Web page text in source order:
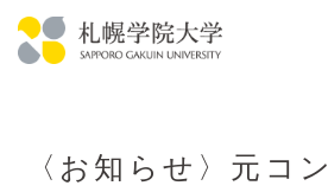
文
〈お知らせ〉元コ